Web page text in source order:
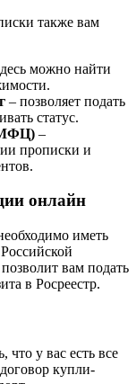
также вам
можно найти
– позволяет подать
статус.
–
прописки и
онлайн
иметь
вам подать
в Росреестр.
что у вас есть все
купли-